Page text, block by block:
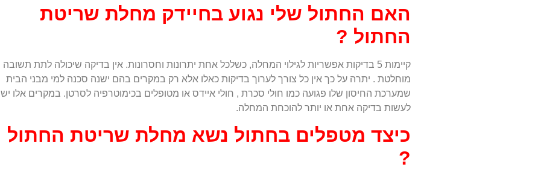
האם החתול שלי נגוע בחיידק מחלת שריטת
החתול ?
קיימות 5 בדיקות אפשריות לגילוי המחלה, כשלכל אחת יתרונות וחסרונות. אין בדיקה שיכולה לתת תשובה
מוחלטת . יתרה על כך אין כל צורך לערוך בדיקות כאלו אלא רק במקרים בהם ישנה סכנה למי מבני הבית
שמערכת החיסון שלו פגועה כמו חולי סכרת , חולי איידס או מטופלים בכימוטרפיה לסרטן. במקרים אלו יש
לעשות בדיקה אחת או יותר להוכחת המחלה.
כיצד מטפלים בחתול נשא מחלת שריטת החתול
?